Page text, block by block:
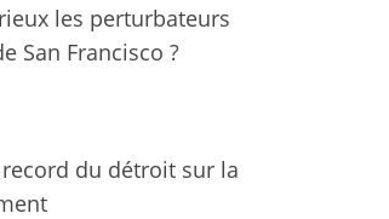
les perturbateurs
San Francisco ?
du détroit sur la